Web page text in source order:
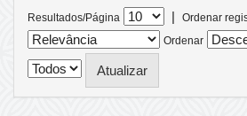
Resultados/Página |
Ordenar
Ordenar